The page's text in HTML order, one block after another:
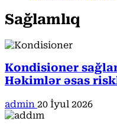
Sağlamlıq
Kondisioner
Həkimlər əsas
admin 20 İyul 2026